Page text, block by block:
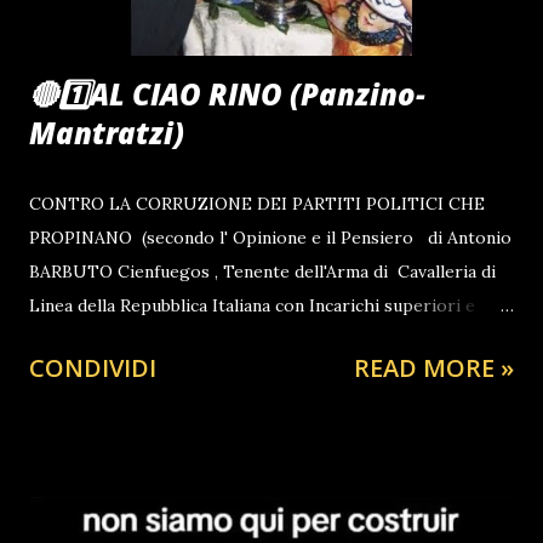
LA TSHIRT 2025 DEL CIAORINO! CLUB CLICCA QUI
guarda anche: TAZZA IN CERAMICA CIAORINO...
🔴1️⃣AL CIAO RINO (Panzino-
Mantratzi)
CONTRO LA CORRUZIONE DEI PARTITI POLITICI CHE
PROPINANO (secondo l' Opinione e il Pensiero di Antonio
BARBUTO Cienfuegos , Tenente dell'Arma di Cavalleria di
Linea della Repubblica Italiana con Incarichi superiori e
TRUFFA DEL LIBERO MERCATO Il Report dalla Prima
"CORRUTTORI O IN ALCUNI CASI FINANZIATORI" DEI
CONDIVIDI READ MORE »